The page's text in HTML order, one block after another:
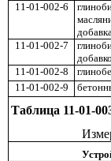
11-01-002-6
11-01-002-7
11-01-002-8
11-01-002-9
Таблица 11-01-